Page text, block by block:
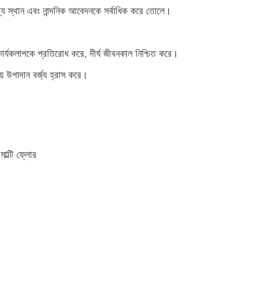
স্থান এবং নান্দনিক আবেদনকে সর্বাধিক করে তোলে।
প্রতিরোধ করে, দীর্ঘ জীবনকাল নিশ্চিত করে।
বর্জ্য হ্রাস করে।
ফ্লোর